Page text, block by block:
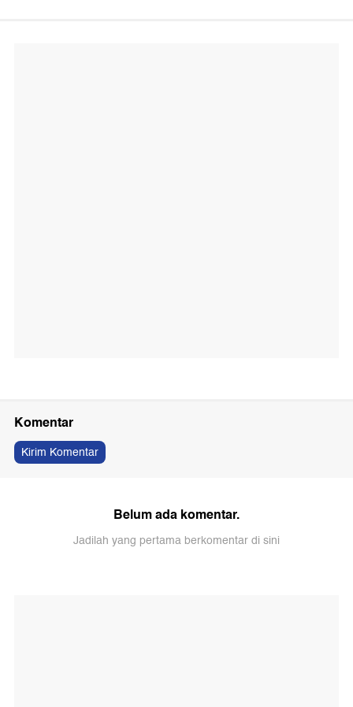
Komentar
Kirim Komentar
Belum ada komentar.
Jadilah yang pertama berkomentar di sini